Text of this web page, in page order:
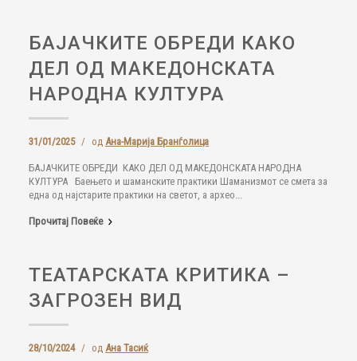
БAJAЧКИТЕ ОБРЕДИ КАКО
ДЕЛ ОД МАКЕДОНСКАТА
НАРОДНА КУЛТУРА
31/01/2025 / од Ана-Марија Бранѓолица
БAJAЧКИТЕ ОБРЕДИ КАКО ДЕЛ ОД МАКЕДОНСКАТА НАРОДНА
КУЛТУРА Баењето и шаманските практики Шаманизмот се смета за
една од најстарите практики на светот, а архео...
Прочитај Повеќе
ТЕАТАРСКАТА КРИТИКА –
ЗАГРОЗЕН ВИД
28/10/2024 / од Ана Тасиќ